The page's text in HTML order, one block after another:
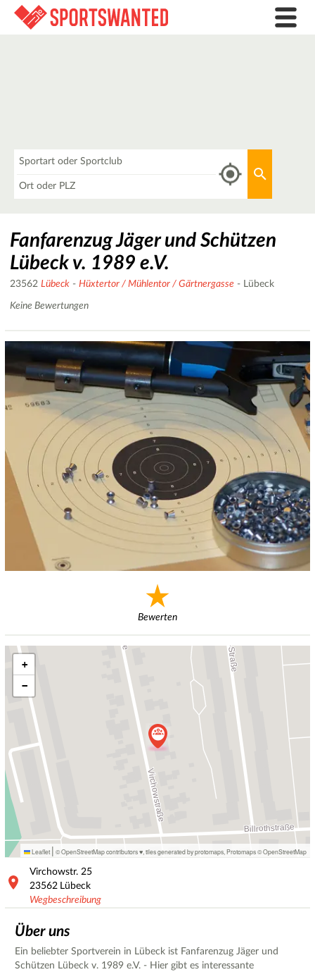
Fanfarenzug Jäger und Schützen
Lübeck v. 1989 e.V.
23562 Lübeck - Hüxtertor / Mühlentor / Gärtnergasse - Lübeck
Keine Bewertungen
Bewerten
+
−
Leaflet | © OpenStreetMap contributors ♥, tiles generated by protomaps Protomaps©OpenStreetMap
Virchowstr. 25
23562 Lübeck
Wegbeschreibung
Über uns
Ein beliebter Sportverein in Lübeck ist Fanfarenzug Jäger und
Schützen Lübeck v. 1989 e.V. - Hier gibt es interessante